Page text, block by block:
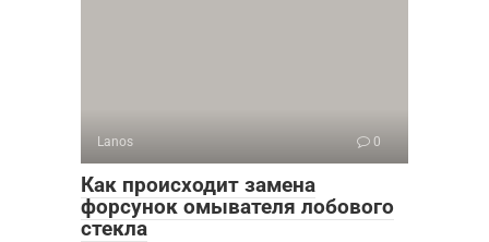
Lanos 0
Как происходит замена
форсунок омывателя лобового
стекла